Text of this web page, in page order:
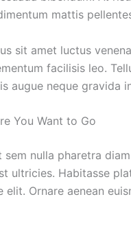
mattis
sit amet luctus
facilisis leo.
augue neque gravida
You Want to Go
sem nulla pharetra
ultricies. Habitasse
elit. Ornare aenean